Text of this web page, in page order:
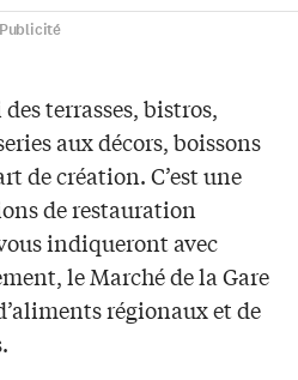
Publicité
terrasses, bistros,
aux décors, boissons
de création. C’est une
de restauration
indiqueront avec
le Marché de la Gare
régionaux et de